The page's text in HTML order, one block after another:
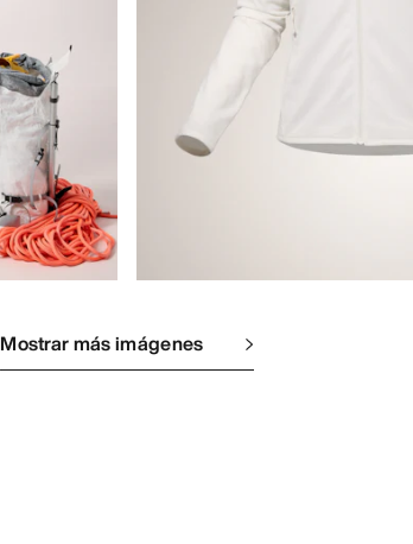
Mostrar más imágenes